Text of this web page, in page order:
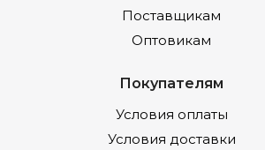
Поставщикам
Оптовикам
Покупателям
Условия оплаты
Условия доставки